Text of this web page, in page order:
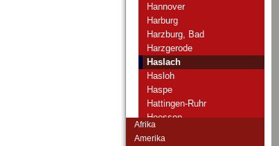
Hannover
Harburg
Harzburg, Bad
Harzgerode
Haslach
Hasloh
Haspe
Hattingen-Ruhr
Heessen
Afrika
Amerika